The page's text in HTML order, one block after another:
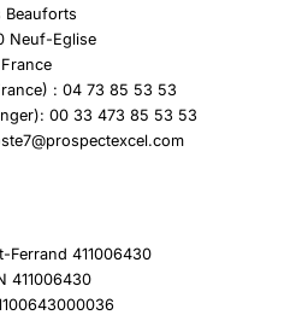
Beauforts
Neuf-Eglise
France
: 04 73 85 53 53
00 33 473 85 53 53
Ferrand 411006430
411006430